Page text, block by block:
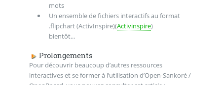
mots
Un ensemble de fichiers interactifs au format
.flipchart (ActivInspire)(Activinspire)
bientôt...
Prolongements
Pour découvrir beaucoup d’autres ressources
interactives et se former à l’utilisation d’Open-Sankoré /